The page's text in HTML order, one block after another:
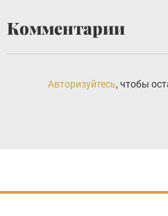
Комментарии
Авторизуйтесь, чтобы